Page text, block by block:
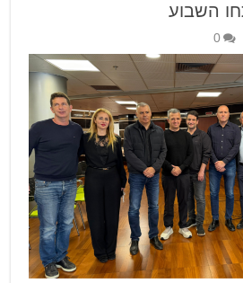
השבוע
0